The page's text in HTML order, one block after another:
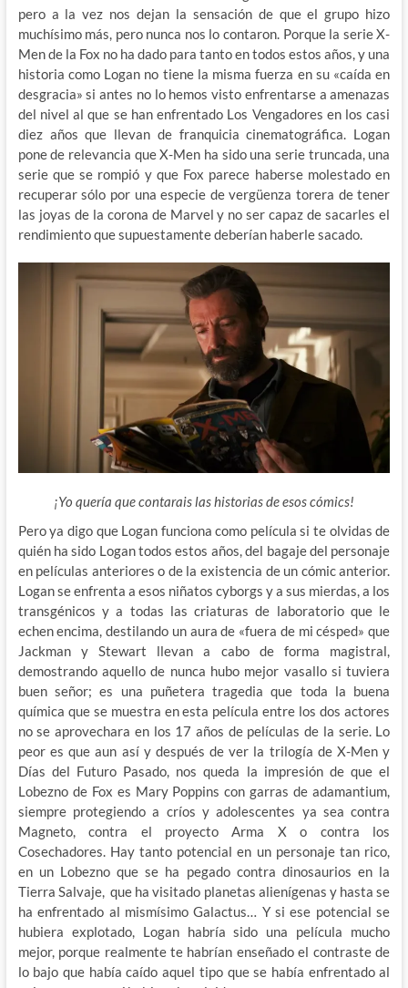
pero a la vez nos dejan la sensación de que el grupo hizo
muchísimo más, pero nunca nos lo contaron. Porque la serie X-
Men de la Fox no ha dado para tanto en todos estos años, y una
historia como Logan no tiene la misma fuerza en su «caída en
desgracia» si antes no lo hemos visto enfrentarse a amenazas
del nivel al que se han enfrentado Los Vengadores en los casi
diez años que llevan de franquicia cinematográfica. Logan
pone de relevancia que X-Men ha sido una serie truncada, una
serie que se rompió y que Fox parece haberse molestado en
recuperar sólo por una especie de vergüenza torera de tener
las joyas de la corona de Marvel y no ser capaz de sacarles el
rendimiento que supuestamente deberían haberle sacado.
¡Yo quería que contarais las historias de esos cómics!
Pero ya digo que Logan funciona como película si te olvidas de
quién ha sido Logan todos estos años, del bagaje del personaje
en películas anteriores o de la existencia de un cómic anterior.
Logan se enfrenta a esos niñatos cyborgs y a sus mierdas, a los
transgénicos y a todas las criaturas de laboratorio que le
echen encima, destilando un aura de «fuera de mi césped» que
Jackman y Stewart llevan a cabo de forma magistral,
demostrando aquello de nunca hubo mejor vasallo si tuviera
buen señor; es una puñetera tragedia que toda la buena
química que se muestra en esta película entre los dos actores
no se aprovechara en los 17 años de películas de la serie. Lo
peor es que aun así y después de ver la trilogía de X-Men y
Días del Futuro Pasado, nos queda la impresión de que el
Lobezno de Fox es Mary Poppins con garras de adamantium,
siempre protegiendo a críos y adolescentes ya sea contra
Magneto, contra el proyecto Arma X o contra los
Cosechadores. Hay tanto potencial en un personaje tan rico,
en un Lobezno que se ha pegado contra dinosaurios en la
Tierra Salvaje, que ha visitado planetas alienígenas y hasta se
ha enfrentado al mismísimo Galactus… Y si ese potencial se
hubiera explotado, Logan habría sido una película mucho
mejor, porque realmente te habrían enseñado el contraste de
lo bajo que había caído aquel tipo que se había enfrentado al